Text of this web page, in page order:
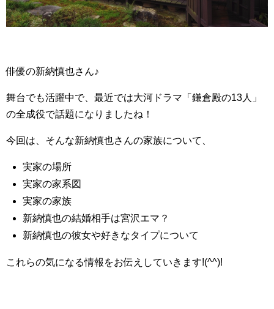
俳優の新納慎也さん♪
舞台でも活躍中で、最近では大河ドラマ「鎌倉殿の13人」
の全成役で話題になりましたね！
今回は、そんな新納慎也さんの家族について、
実家の場所
実家の家系図
実家の家族
新納慎也の結婚相手は宮沢エマ？
新納慎也の彼女や好きなタイプについて
これらの気になる情報をお伝えしていきます!(^^)!